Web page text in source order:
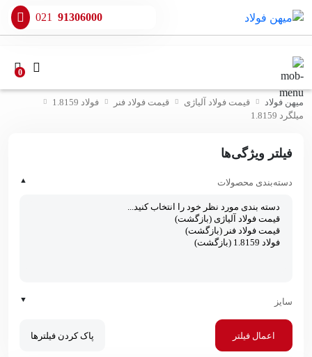
021 91306000
0
میهن فولاد قیمت فولاد آلیاژی قیمت فولاد فنر
فولاد 1.8159
میلگرد 1.8159
فیلتر ویژگی‌ها
دسته‌بندی محصولات ▲
سایز ▼
اعمال فیلتر پاک کردن فیلترها